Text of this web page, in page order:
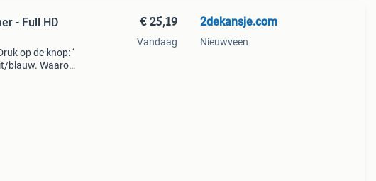
- Full HD
op de knop: ‘
blauw. Waarom
€ 25,19
Vandaag
2dekansje.com
Nieuwveen